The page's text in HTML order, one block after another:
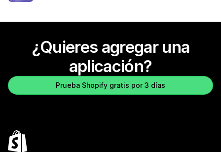
¿Quieres agregar una
aplicación?
Prueba Shopify gratis por 3 días